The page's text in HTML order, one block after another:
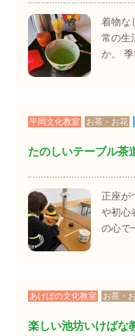
着物な
常の生
か。
平岡文化教室 お茶・お花
たのしいテーブル茶
正座が
や初心
の心で
あけぼの文化教室 お茶・
楽しい池坊いけばな